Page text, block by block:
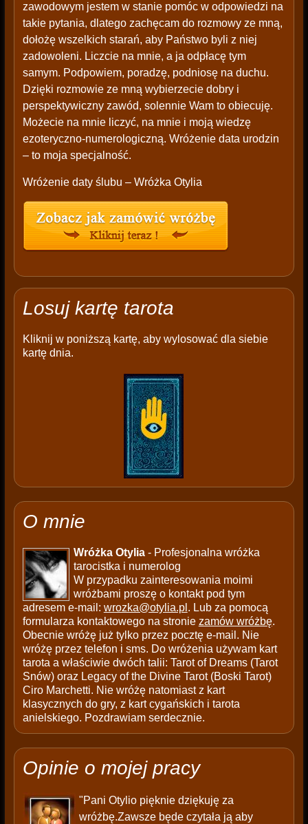
zawodowym jestem w stanie pomóc w odpowiedzi na
takie pytania, dlatego zachęcam do rozmowy ze mną,
dołożę wszelkich starań, aby Państwo byli z niej
zadowoleni. Liczcie na mnie, a ja odpłacę tym
samym. Podpowiem, poradzę, podniosę na duchu.
Dzięki rozmowie ze mną wybierzecie dobry i
perspektywiczny zawód, solennie Wam to obiecuję.
Możecie na mnie liczyć, na mnie i moją wiedzę
ezoteryczno-numerologiczną. Wróżenie data urodzin
– to moja specjalność.
Wróżenie daty ślubu – Wróżka Otylia
Losuj kartę tarota
Kliknij w poniższą kartę, aby wylosować dla siebie
kartę dnia.
O mnie
Wróżka Otylia- Profesjonalna wróżka
tarocistka i numerolog
W przypadku zainteresowania moimi
wróżbami proszę o kontakt pod tym
adresem e-mail: wrozka@otylia.pl . Lub za pomocą
formularza kontaktowego na stronie zamów wróżbę.
Obecnie wróżę już tylko przez pocztę e-mail. Nie
wróżę przez telefon i sms. Do wróżenia używam kart
tarota a właściwie dwóch talii: Tarot of Dreams (Tarot
Snów) oraz Legacy of the Divine Tarot (Boski Tarot)
Ciro Marchetti. Nie wróżę natomiast z kart
klasycznych do gry, z kart cygańskich i tarota
anielskiego. Pozdrawiam serdecznie.
Opinie o mojej pracy
"Pani Otylio pięknie dziękuję za
wróżbę.Zawsze będe czytała ją aby